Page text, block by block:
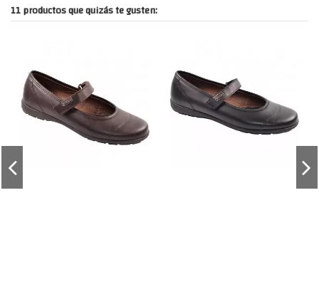
11 productos que quizás te gusten: